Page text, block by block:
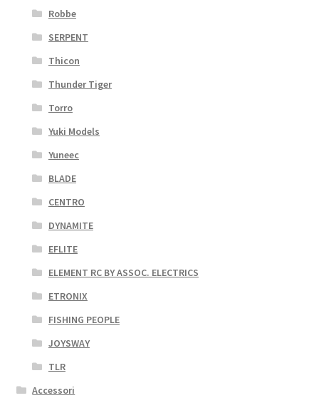
Robbe
SERPENT
Thicon
Thunder Tiger
Torro
Yuki Models
Yuneec
BLADE
CENTRO
DYNAMITE
EFLITE
ELEMENT RC BY ASSOC. ELECTRICS
ETRONIX
FISHING PEOPLE
JOYSWAY
TLR
Accessori